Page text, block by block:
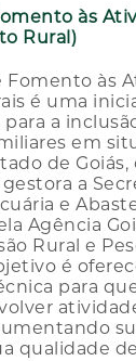
às
Rural)
Fomento às
é uma
a
em
de
a
e
Agência
Rural e
é
para
qualidade